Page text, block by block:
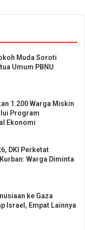
Muda Soroti
Umum PBNU
1.200 Warga Miskin
Program
Ekonomi
DKI Perketat
Warga Diminta
ke Gaza
Israel, Empat Lainnya